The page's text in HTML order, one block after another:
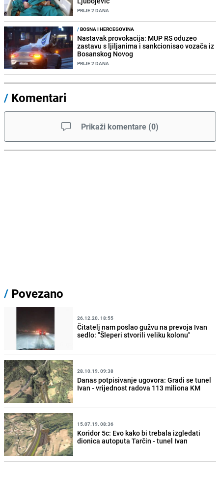
PRIJE 2 DANA
/BOSNA I HERCEGOVINA
Nastavak provokacija: MUP RS oduzeo
zastavu s ljiljanima i sankcionisao vozača iz
Bosanskog Novog
PRIJE 2 DANA
/ Komentari
Prikaži komentare (0)
/ Povezano
26.12.20. 18:55
Čitatelj nam poslao gužvu na prevoja Ivan
sedlo: "Šleperi stvorili veliku kolonu"
28.10.19. 09:38
Danas potpisivanje ugovora: Gradi se tunel
Ivan - vrijednost radova 113 miliona KM
15.07.19. 08:36
Koridor 5c: Evo kako bi trebala izgledati
dionica autoputa Tarčin - tunel Ivan